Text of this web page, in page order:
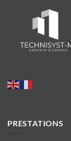
PRESTATIONS